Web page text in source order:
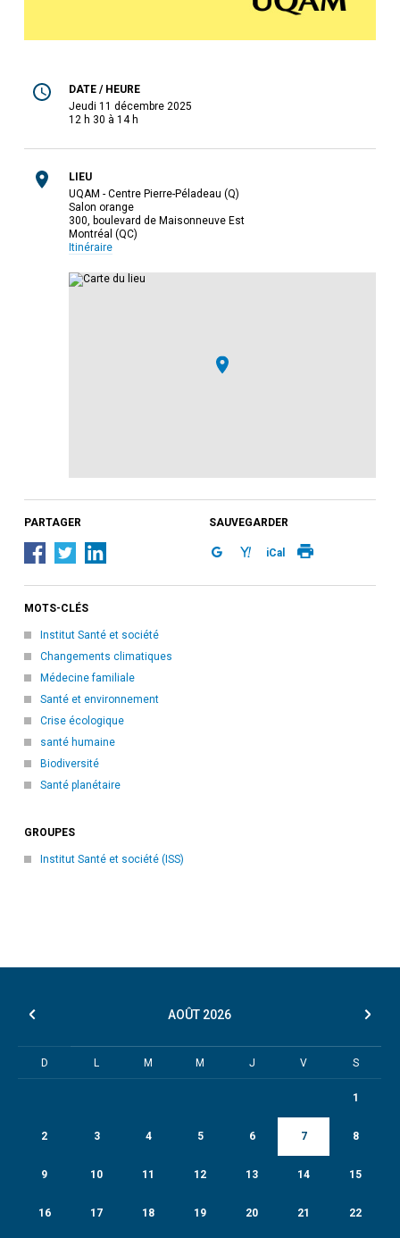
DATE / HEURE
jeudi 11 décembre 2025
12 h 30 à 14 h
LIEU
UQAM - Centre Pierre-Péladeau (Q)
Salon orange
300, boulevard de Maisonneuve Est
Montréal (QC)
Itinéraire
PARTAGER SAUVEGARDER
iCal
MOTS-CLÉS
Institut Santé et société
Changements climatiques
Médecine familiale
Santé et environnement
Crise écologique
santé humaine
Biodiversité
Santé planétaire
GROUPES
Institut Santé et société (ISS)
AOÛT 2026
D L M M J V S
1
2 3 4 5 6 7 8
9 10 11 12 13 14 15
16 17 18 19 20 21 22